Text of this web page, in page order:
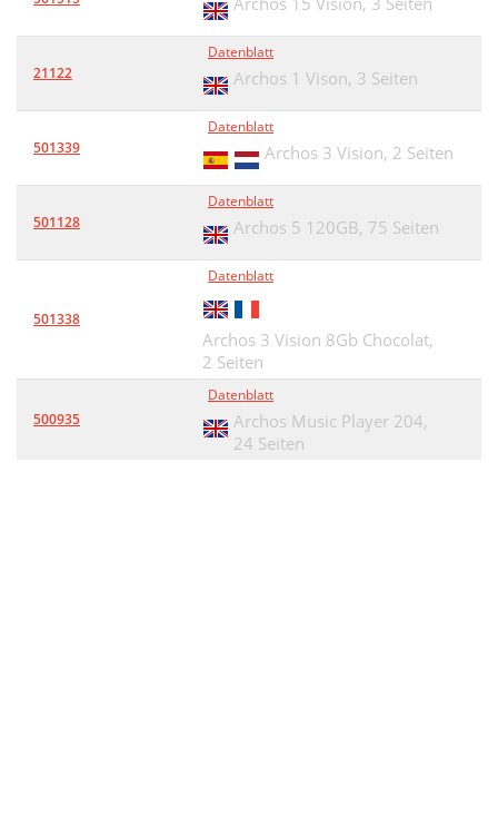
21122
Datenblatt
Archos 1 Vison, 3 Seiten
501339
Datenblatt
Archos 3 Vision, 2 Seiten
501128
Datenblatt
Archos 5 120GB, 75 Seiten
501338
Datenblatt
Archos 3 Vision 8Gb Chocolat,
2 Seiten
500935
Datenblatt
Archos Music Player 204,
24 Seiten